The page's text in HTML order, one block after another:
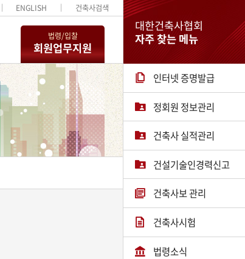
대한건축사협회
자주 찾는 메뉴
인터넷 증명발급
정회원 정보관리
건축사 실적관리
건설기술인경력신고
건축사보 관리
건축사시험
법령소식
ENGLISH 건축사검색
법령/입찰
회원업무지원